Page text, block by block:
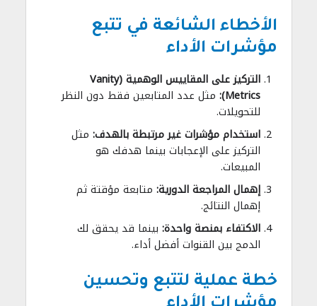
الأخطاء الشائعة في تتبع
مؤشرات الأداء
التركيز على المقاييس الوهمية (Vanity
Metrics): مثل عدد المتابعين فقط دون النظر
للتحويلات.
استخدام مؤشرات غير مرتبطة بالهدف: مثل
التركيز على الإعجابات بينما هدفك هو
المبيعات.
إهمال المراجعة الدورية: متابعة مؤقتة ثم
إهمال النتائج.
الاكتفاء بمنصة واحدة: بينما قد يحقق لك
الدمج بين القنوات أفضل أداء.
خطة عملية لتتبع وتحسين